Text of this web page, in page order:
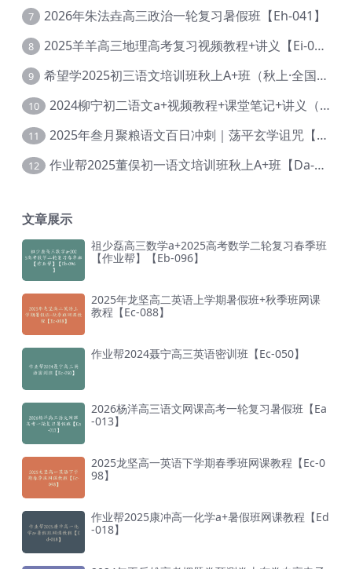
7 2026年朱法垚高三政治一轮复习暑假班【Eh-041】
8 2025羊羊高三地理高考复习视频教程+讲义【Ei-051】
9 希望学2025初三语文培训班秋上A+班（秋上·全国版·A+）【Da-031】
10 2024柳宁初二语文a+视频教程+课堂笔记+讲义（暑假班+秋季班）【Da-003】
11 2025年叁月聚粮语文百日冲刺｜荡平玄学诅咒【Ea-001】
12 作业帮2025董俣初一语文培训班秋上A+班【Da-038】
文章展示
祖少磊高三数学a+2025高考数学二轮复习春季班
【作业帮】【Eb-096】
2025年龙坚高二英语上学期暑假班+秋季班网课
教程【Ec-088】
作业帮2024聂宁高三英语密训班【Ec-050】
2026杨洋高三语文网课高考一轮复习暑假班【Ea
-013】
2025龙坚高一英语下学期春季班网课教程【Ec-0
98】
作业帮2025康冲高一化学a+暑假班网课教程【Ed
-018】